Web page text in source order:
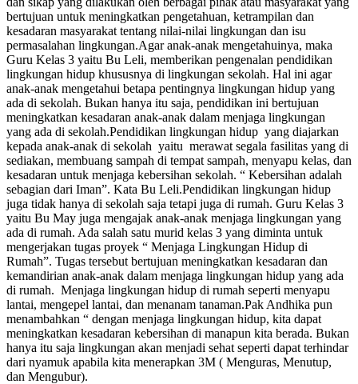
bertujuan untuk meningkatkan pengetahuan, ketrampilan dan
kesadaran masyarakat tentang nilai-nilai lingkungan dan isu
permasalahan lingkungan.Agar anak-anak mengetahuinya, maka
Guru Kelas 3 yaitu Bu Leli, memberikan pengenalan pendidikan
lingkungan hidup khususnya di lingkungan sekolah. Hal ini agar
anak-anak mengetahui betapa pentingnya lingkungan hidup yang
ada di sekolah. Bukan hanya itu saja, pendidikan ini bertujuan
meningkatkan kesadaran anak-anak dalam menjaga lingkungan
yang ada di sekolah.Pendidikan lingkungan hidup yang diajarkan
kepada anak-anak di sekolah yaitu merawat segala fasilitas yang di
sediakan, membuang sampah di tempat sampah, menyapu kelas, dan
kesadaran untuk menjaga kebersihan sekolah. “ Kebersihan adalah
sebagian dari Iman”. Kata Bu Leli.Pendidikan lingkungan hidup
juga tidak hanya di sekolah saja tetapi juga di rumah. Guru Kelas 3
yaitu Bu May juga mengajak anak-anak menjaga lingkungan yang
ada di rumah. Ada salah satu murid kelas 3 yang diminta untuk
mengerjakan tugas proyek “ Menjaga Lingkungan Hidup di
Rumah”. Tugas tersebut bertujuan meningkatkan kesadaran dan
kemandirian anak-anak dalam menjaga lingkungan hidup yang ada
di rumah. Menjaga lingkungan hidup di rumah seperti menyapu
lantai, mengepel lantai, dan menanam tanaman.Pak Andhika pun
menambahkan “ dengan menjaga lingkungan hidup, kita dapat
meningkatkan kesadaran kebersihan di manapun kita berada. Bukan
hanya itu saja lingkungan akan menjadi sehat seperti dapat terhindar
dari nyamuk apabila kita menerapkan 3M ( Menguras, Menutup,
dan Mengubur).